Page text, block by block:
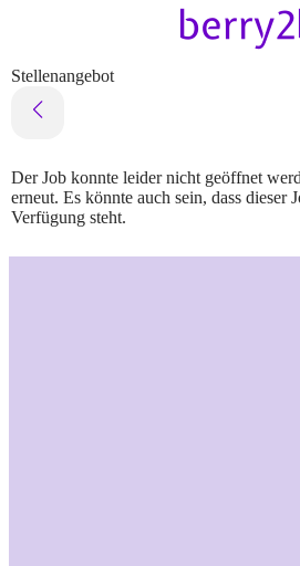
Stellenangebot
Der Job konnte leider nicht geöffnet
erneut. Es könnte auch sein, dass dieser
Verfügung steht.